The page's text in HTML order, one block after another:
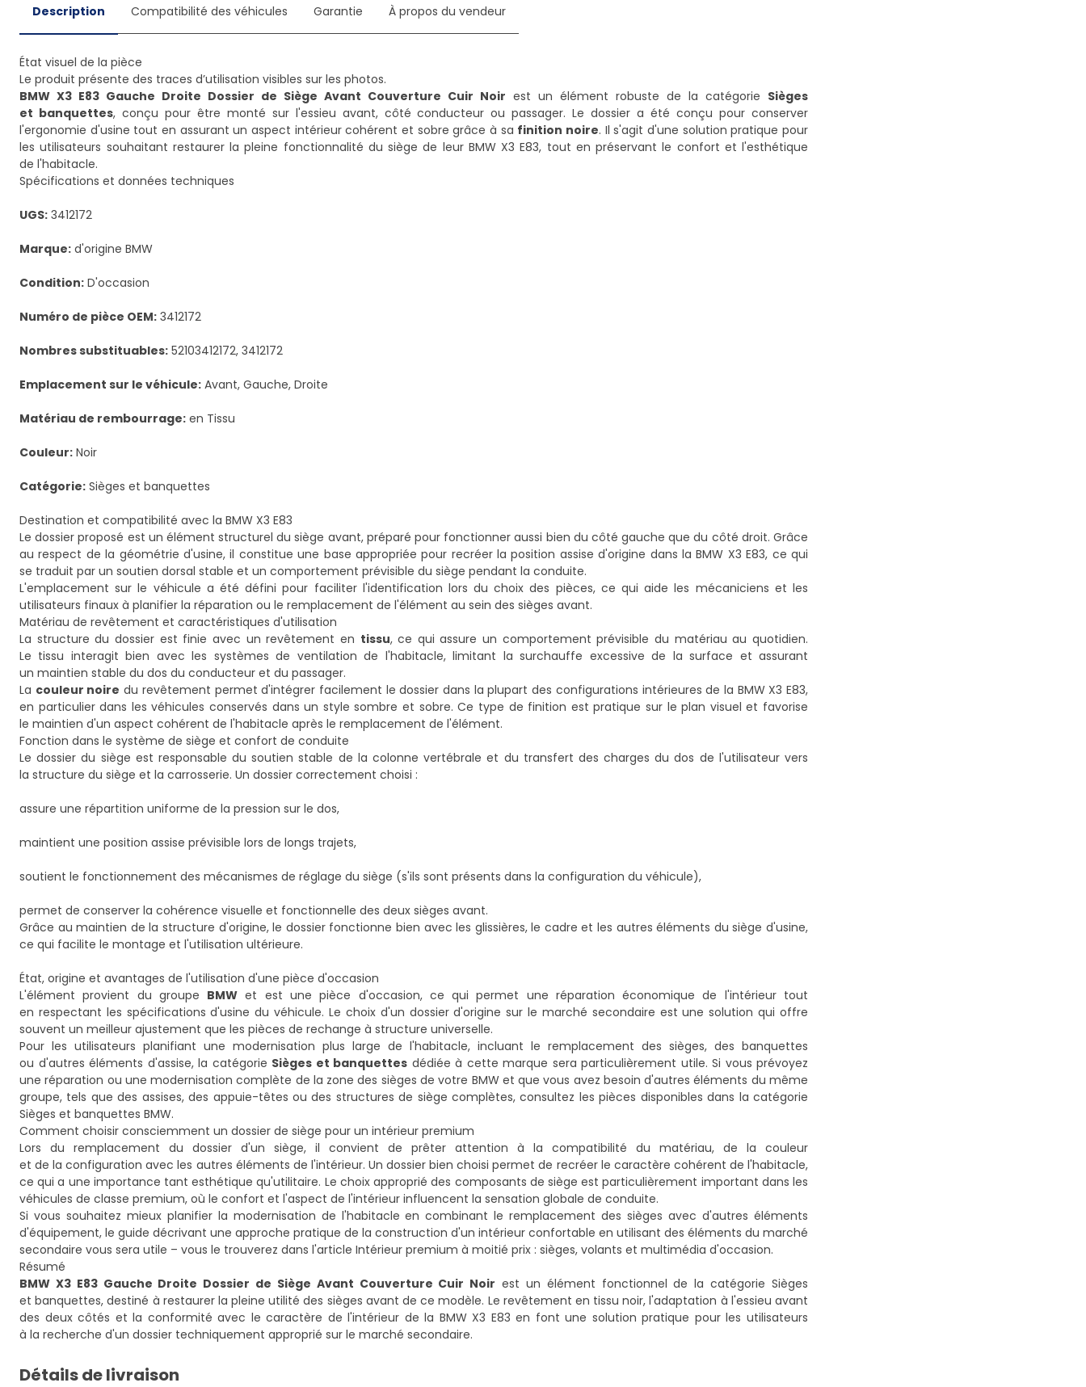
Description Compatibilité des véhicules Garantie À propos du vendeur
État visuel de la pièce
BMW X3 E83 Gauche Droite Dossier de Siège Avant Couverture Cuir Noir est un élément robuste de la catégorie Sièges
et banquettes, conçu pour être monté sur l'essieu avant, côté conducteur ou passager. Le dossier a été conçu pour conserver
l'ergonomie d'usine tout en assurant un aspect intérieur cohérent et sobre grâce à sa finition noire. Il s'agit d'une solution pratique pour
les utilisateurs souhaitant restaurer la pleine fonctionnalité du siège de leur BMW X3 E83, tout en préservant le confort et l'esthétique
de l'habitacle.
Spécifications et données techniques
UGS: 3412172
Marque: d'origine BMW
Condition: D'occasion
Numéro de pièce OEM: 3412172
Nombres substituables: 52103412172, 3412172
Emplacement sur le véhicule: Avant, Gauche, Droite
Matériau de rembourrage: en Tissu
Couleur: Noir
Catégorie: Sièges et banquettes
Destination et compatibilité avec la BMW X3 E83
Le dossier proposé est un élément structurel du siège avant, préparé pour fonctionner aussi bien du côté gauche que du côté droit. Grâce
au respect de la géométrie d'usine, il constitue une base appropriée pour recréer la position assise d'origine dans la BMW X3 E83, ce qui
se traduit par un soutien dorsal stable et un comportement prévisible du siège pendant la conduite.
L'emplacement sur le véhicule a été défini pour faciliter l'identification lors du choix des pièces, ce qui aide les mécaniciens et les
utilisateurs finaux à planifier la réparation ou le remplacement de l'élément au sein des sièges avant.
Matériau de revêtement et caractéristiques d'utilisation
La structure du dossier est finie avec un revêtement en tissu, ce qui assure un comportement prévisible du matériau au quotidien.
Le tissu interagit bien avec les systèmes de ventilation de l'habitacle, limitant la surchauffe excessive de la surface et assurant
un maintien stable du dos du conducteur et du passager.
La couleur noire du revêtement permet d'intégrer facilement le dossier dans la plupart des configurations intérieures de la BMW X3 E83,
en particulier dans les véhicules conservés dans un style sombre et sobre. Ce type de finition est pratique sur le plan visuel et favorise
le maintien d'un aspect cohérent de l'habitacle après le remplacement de l'élément.
Fonction dans le système de siège et confort de conduite
Le dossier du siège est responsable du soutien stable de la colonne vertébrale et du transfert des charges du dos de l'utilisateur vers
la structure du siège et la carrosserie. Un dossier correctement choisi :
assure une répartition uniforme de la pression sur le dos,
maintient une position assise prévisible lors de longs trajets,
soutient le fonctionnement des mécanismes de réglage du siège (s'ils sont présents dans la configuration du véhicule),
permet de conserver la cohérence visuelle et fonctionnelle des deux sièges avant.
Grâce au maintien de la structure d'origine, le dossier fonctionne bien avec les glissières, le cadre et les autres éléments du siège d'usine,
ce qui facilite le montage et l'utilisation ultérieure.
État, origine et avantages de l'utilisation d'une pièce d'occasion
L'élément provient du groupe BMW et est une pièce d'occasion, ce qui permet une réparation économique de l'intérieur tout
en respectant les spécifications d'usine du véhicule. Le choix d'un dossier d'origine sur le marché secondaire est une solution qui offre
souvent un meilleur ajustement que les pièces de rechange à structure universelle.
Pour les utilisateurs planifiant une modernisation plus large de l'habitacle, incluant le remplacement des sièges, des banquettes
ou d'autres éléments d'assise, la catégorie Sièges et banquettes dédiée à cette marque sera particulièrement utile. Si vous prévoyez
une réparation ou une modernisation complète de la zone des sièges de votre BMW et que vous avez besoin d'autres éléments du même
groupe, tels que des assises, des appuie-têtes ou des structures de siège complètes, consultez les pièces disponibles dans la catégorie
Sièges et banquettes BMW.
Comment choisir consciemment un dossier de siège pour un intérieur premium
Lors du remplacement du dossier d'un siège, il convient de prêter attention à la compatibilité du matériau, de la couleur
et de la configuration avec les autres éléments de l'intérieur. Un dossier bien choisi permet de recréer le caractère cohérent de l'habitacle,
ce qui a une importance tant esthétique qu'utilitaire. Le choix approprié des composants de siège est particulièrement important dans les
véhicules de classe premium, où le confort et l'aspect de l'intérieur influencent la sensation globale de conduite.
Si vous souhaitez mieux planifier la modernisation de l'habitacle en combinant le remplacement des sièges avec d'autres éléments
d'équipement, le guide décrivant une approche pratique de la construction d'un intérieur confortable en utilisant des éléments du marché
secondaire vous sera utile – vous le trouverez dans l'article Intérieur premium à moitié prix : sièges, volants et multimédia d'occasion.
Résumé
BMW X3 E83 Gauche Droite Dossier de Siège Avant Couverture Cuir Noir est un élément fonctionnel de la catégorie Sièges
et banquettes, destiné à restaurer la pleine utilité des sièges avant de ce modèle. Le revêtement en tissu noir, l'adaptation à l'essieu avant
des deux côtés et la conformité avec le caractère de l'intérieur de la BMW X3 E83 en font une solution pratique pour les utilisateurs
à la recherche d'un dossier techniquement approprié sur le marché secondaire.
Détails de livraison